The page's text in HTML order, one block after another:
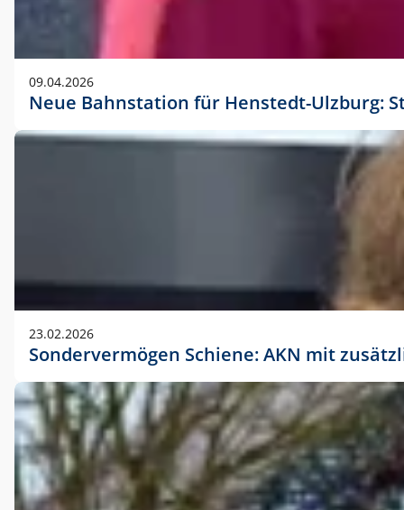
09.04.2026
Neue Bahnstation für Henstedt-Ulzburg:
23.02.2026
Sondervermögen Schiene: AKN mit